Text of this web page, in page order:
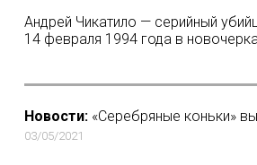
Андрей Чикатило — серийный
14 февраля 1994 года в
Новости:«Серебряные коньки»
03/05/2021